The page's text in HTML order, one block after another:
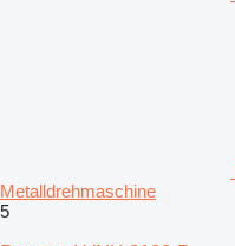
Metalldrehmaschine
5